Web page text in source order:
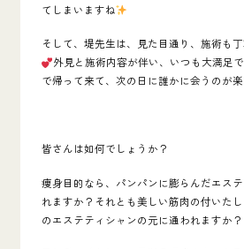
てしまいますね
そして、堤先生は、見た目通り、施術も
外見と施術内容が伴い、いつも大満足
で帰って来て、次の日に誰かに会うのが
皆さんは如何でしょうか？
痩身目的なら、パンパンに膨らんだエス
れますか？それとも美しい筋肉の付いた
のエステティシャンの元に通われますか？